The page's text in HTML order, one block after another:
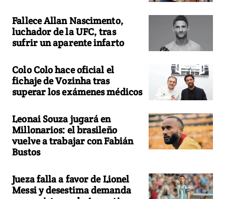
Fallece Allan Nascimento,
luchador de la UFC, tras
sufrir un aparente infarto
Colo Colo hace oficial el
fichaje de Vozinha tras
superar los exámenes médicos
Leonai Souza jugará en
Millonarios: el brasileño
vuelve a trabajar con Fabián
Bustos
Jueza falla a favor de Lionel
Messi y desestima demanda